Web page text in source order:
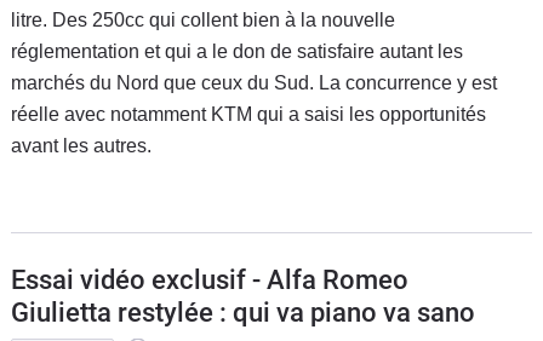
litre. Des 250cc qui collent bien à la nouvelle
réglementation et qui a le don de satisfaire autant les
marchés du Nord que ceux du Sud. La concurrence y est
réelle avec notamment KTM qui a saisi les opportunités
avant les autres.
Essai vidéo exclusif - Alfa Romeo
Giulietta restylée : qui va piano va sano